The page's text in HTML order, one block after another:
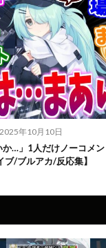
2025年10月10日
か…」1人だけノーコメ
/ブルアカ/反応集】